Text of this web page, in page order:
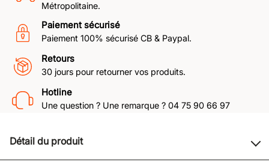
Métropolitaine.
Paiement sécurisé
Paiement 100% sécurisé CB & Paypal.
Retours
30 jours pour retourner vos produits.
Hotline
Une question ? Une remarque ? 04 75 90 66 97
Détail du produit